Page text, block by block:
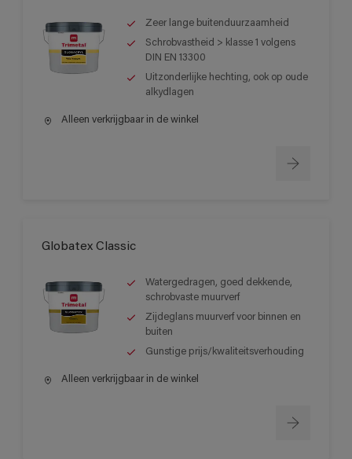
Zeer lange buitenduurzaamheid
Schrobvastheid > klasse 1 volgens
DIN EN 13300
Uitzonderlijke hechting, ook op oude
alkydlagen
Alleen verkrijgbaar in de winkel
Globatex Classic
Watergedragen, goed dekkende,
schrobvaste muurverf
Zijdeglans muurverf voor binnen en
buiten
Gunstige prijs/kwaliteitsverhouding
Alleen verkrijgbaar in de winkel